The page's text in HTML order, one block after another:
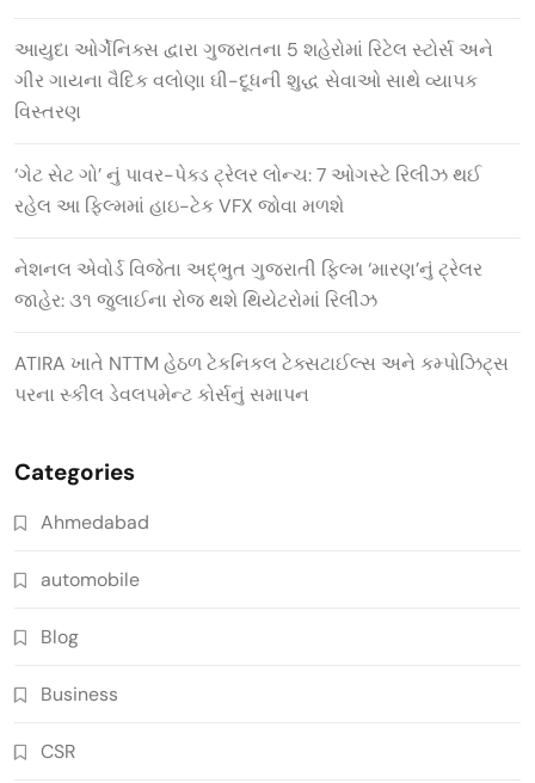
આયુદા ઓર્ગેનિક્સ દ્વારા ગુજરાતના 5 શહેરોમાં રિટેલ સ્ટોર્સ અને
ગીર ગાયના વૈદિક વલોણા ઘી-દૂધની શુદ્ધ સેવાઓ સાથે વ્યાપક
વિસ્તરણ
‘ગેટ સેટ ગો’ નું પાવર-પેક્ડ ટ્રેલર લોન્ચ: 7 ઓગસ્ટે રિલીઝ થઈ
રહેલ આ ફિલ્મમાં હાઇ-ટેક VFX જોવા મળશે
નેશનલ એવોર્ડ વિજેતા અદ્ભુત ગુજરાતી ફિલ્મ ‘મારણ’નું ટ્રેલર
જાહેર: ૩૧ જુલાઈના રોજ થશે થિયેટરોમાં રિલીઝ
ATIRA ખાતે NTTM હેઠળ ટેકનિકલ ટેક્સટાઈલ્સ અને કમ્પોઝિટ્સ
પરના સ્કીલ ડેવલપમેન્ટ કોર્સનું સમાપન
Categories
Ahmedabad
automobile
Blog
Business
CSR